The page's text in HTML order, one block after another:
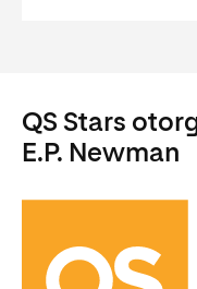
QS Stars
E.P. Newman